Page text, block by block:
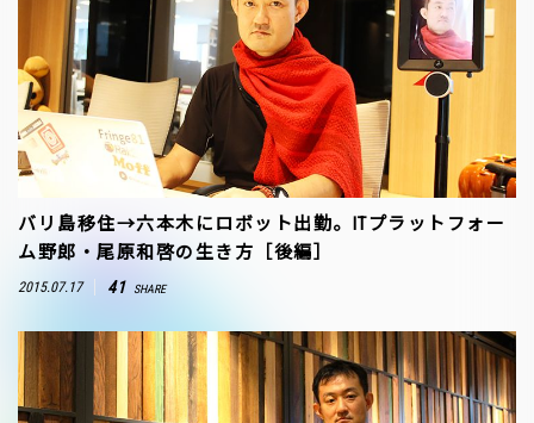
バリ島移住→六本木にロボット出勤。ITプラットフォー
ム野郎・尾原和啓の生き方［後編］
2015.07.17 41 SHARE